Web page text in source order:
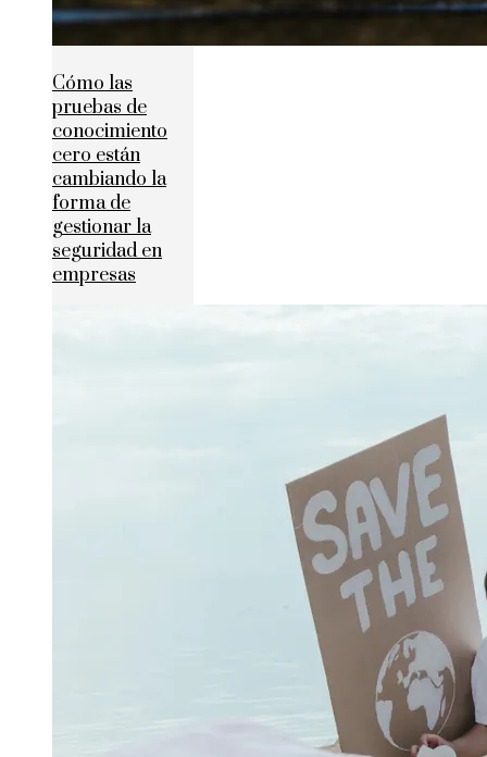
Cómo las
pruebas de
conocimiento
cero están
cambiando la
forma de
gestionar la
seguridad en
empresas